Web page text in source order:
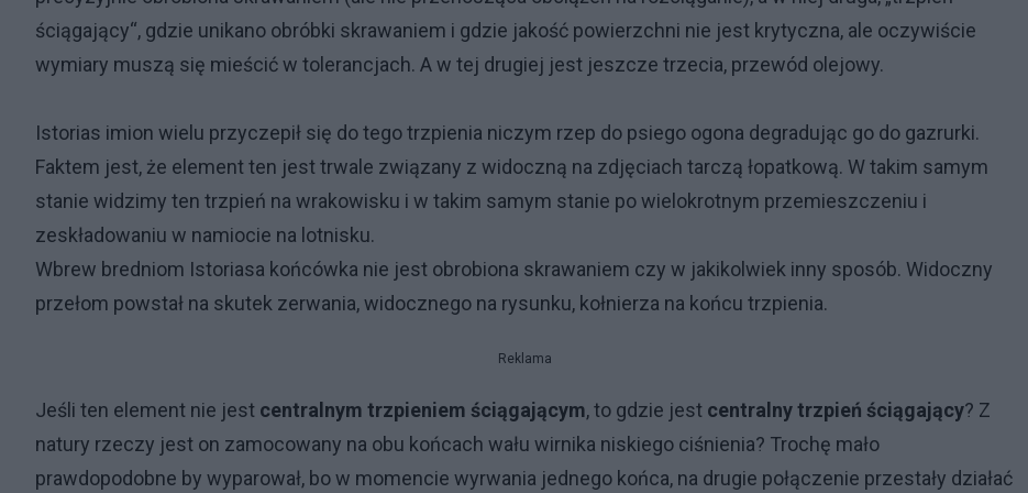
ściągający“, gdzie unikano obróbki skrawaniem i gdzie jakość powierzchni nie jest krytyczna, ale oczywiście
wymiary muszą się mieścić w tolerancjach. A w tej drugiej jest jeszcze trzecia, przewód olejowy.
Istorias imion wielu przyczepił się do tego trzpienia niczym rzep do psiego ogona degradując go do gazrurki.
Faktem jest, że element ten jest trwale związany z widoczną na zdjęciach tarczą łopatkową. W takim samym
stanie widzimy ten trzpień na wrakowisku i w takim samym stanie po wielokrotnym przemieszczeniu i
zeskładowaniu w namiocie na lotnisku.
Wbrew bredniom Istoriasa końcówka nie jest obrobiona skrawaniem czy w jakikolwiek inny sposób. Widoczny
przełom powstał na skutek zerwania, widocznego na rysunku, kołnierza na końcu trzpienia.
Reklama
Jeśli ten element nie jest centralnym trzpieniem ściągającym, to gdzie jest centralny trzpień ściągający? Z
natury rzeczy jest on zamocowany na obu końcach wału wirnika niskiego ciśnienia? Trochę mało
prawdopodobne by wyparował, bo w momencie wyrwania jednego końca, na drugie połączenie przestały działać